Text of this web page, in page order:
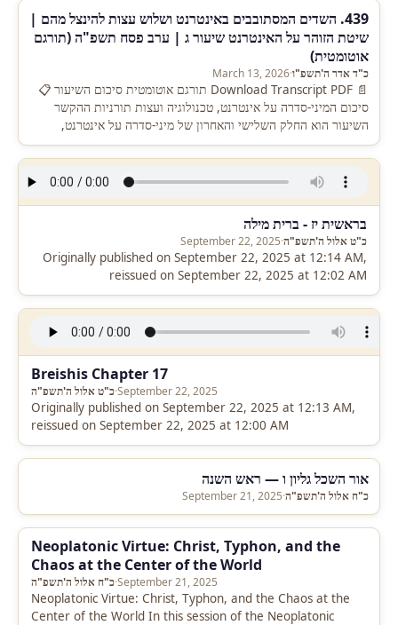
439. השדים המסתובבים באינטרנט ושלוש עצות להינצל מהם |
שיטת הזוהר על האינטרנט שיעור ג | ערב פסח תשפ"ה (תורגם
אוטומטית)
כ"ד אדר ה'תשפ"ו·
March 13, 2026
📄 Download Transcript PDF תורגם אוטומטית סיכום השיעור 📋
סיכום המיני-סדרה על אינטרנט, טכנולוגיה ועצות תורניות ההקשר
השיעור הוא החלק השלישי והאחרון של מיני-סדרה על אינטרנט,
טלפונים, מדיה…
בראשית יז - ברית מילה
כ"ט אלול ה'תשפ"ה·
September 22, 2025
Originally published on September 22, 2025 at 12:14 AM,
reissued on September 22, 2025 at 12:02 AM
Breishis Chapter 17
כ"ט אלול ה'תשפ"ה·September 22, 2025
Originally published on September 22, 2025 at 12:13 AM,
reissued on September 22, 2025 at 12:00 AM
אור השכל גליון ו — ראש השנה
כ"ח אלול ה'תשפ"ה·
September 21, 2025
Neoplatonic Virtue: Christ, Typhon, and the
Chaos at the Center of the World
כ"ח אלול ה'תשפ"ה·September 21, 2025
Neoplatonic Virtue: Christ, Typhon, and the Chaos at the
Center of the World In this session of the Neoplatonic